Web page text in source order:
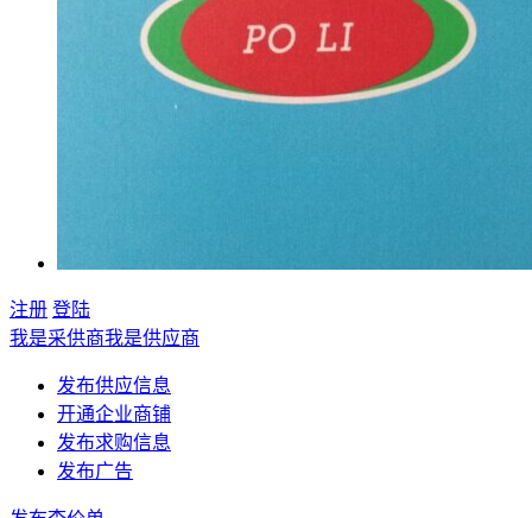
注册 登陆
我是采供商我是供应商
发布供应信息
开通企业商铺
发布求购信息
发布广告